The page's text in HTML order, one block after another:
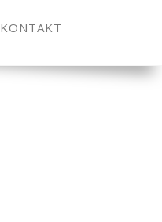
KONTAKT